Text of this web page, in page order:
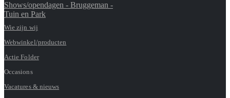
Shows/opendagen - Bruggeman -
Tuin en Park
Wie zijn wij
Webwinkel/producten
Actie Folder
Occasions
Vacatures & nieuws